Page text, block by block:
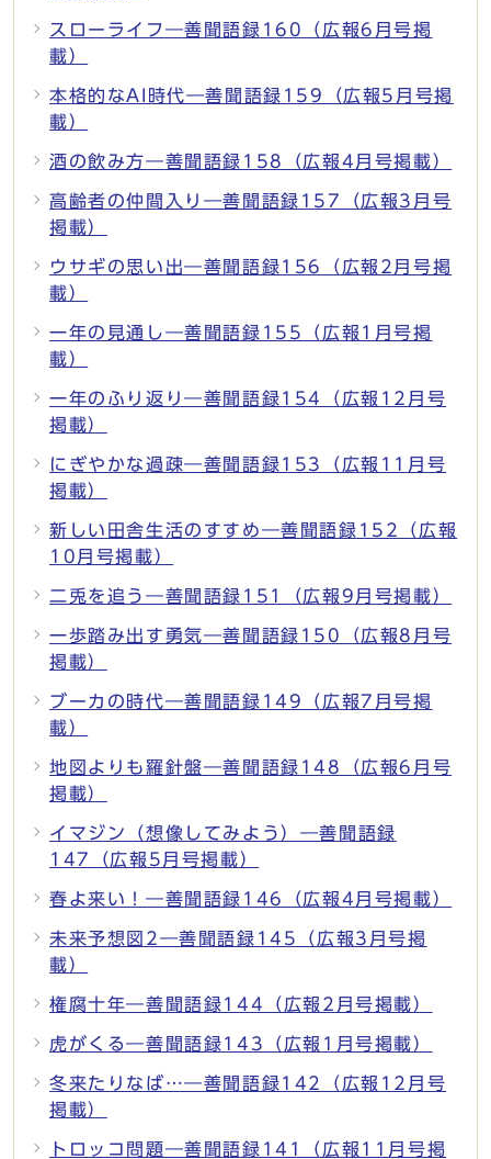
スローライフ―善聞語録160（広報6月号掲
載）
本格的なAI時代―善聞語録159（広報5月号掲
載）
酒の飲み方―善聞語録158（広報4月号掲載）
高齢者の仲間入り―善聞語録157（広報3月号
掲載）
ウサギの思い出―善聞語録156（広報2月号掲
載）
一年の見通し―善聞語録155（広報1月号掲
載）
一年のふり返り―善聞語録154（広報12月号
掲載）
にぎやかな過疎―善聞語録153（広報11月号
掲載）
新しい田舎生活のすすめ―善聞語録152（広報
10月号掲載）
二兎を追う―善聞語録151（広報9月号掲載）
一歩踏み出す勇気―善聞語録150（広報8月号
掲載）
ブーカの時代―善聞語録149（広報7月号掲
載）
地図よりも羅針盤―善聞語録148（広報6月号
掲載）
イマジン（想像してみよう）―善聞語録
147（広報5月号掲載）
春よ来い！―善聞語録146（広報4月号掲載）
未来予想図2―善聞語録145（広報3月号掲
載）
権腐十年―善聞語録144（広報2月号掲載）
虎がくる―善聞語録143（広報1月号掲載）
冬来たりなば…―善聞語録142（広報12月号
掲載）
トロッコ問題―善聞語録141（広報11月号掲